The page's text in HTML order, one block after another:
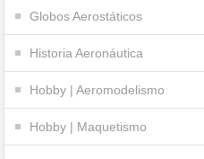
Globos Aerostáticos
Historia Aeronáutica
Hobby | Aeromodelismo
Hobby | Maquetismo